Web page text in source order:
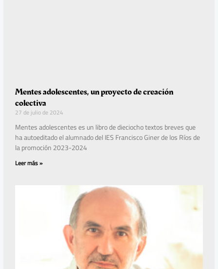
Mentes adolescentes, un proyecto de creación
colectiva
27 de julio de 2024
Mentes adolescentes es un libro de dieciocho textos breves que
ha autoeditado el alumnado del IES Francisco Giner de los Ríos de
la promoción 2023-2024
Leer más »